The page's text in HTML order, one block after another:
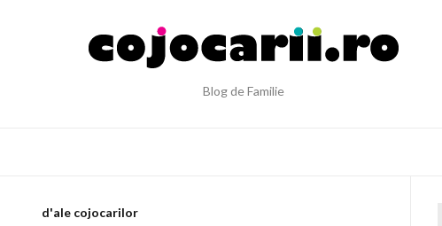
Blog de Familie
d'ale cojocarilor